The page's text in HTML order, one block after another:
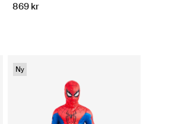
869 kr
Ny